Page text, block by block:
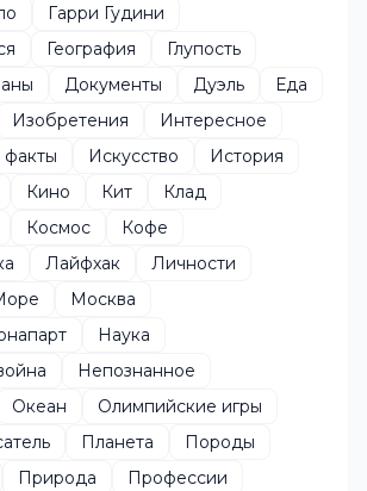
Гарри Гудини
География
Глупость
Документы Дуэль
Еда
Изобретения
Интересное
Искусство
История
Кино Кит
Клад
Космос
Кофе
Лайфхак
Личности
Москва
Наука
Непознанное
Океан
Олимпийские игры
Планета
Породы
Природа
Профессии